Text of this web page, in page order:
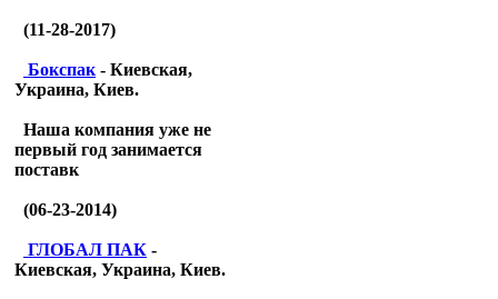
(11-28-2017)
Бокспак - Киевская,
Украина, Киев.
Наша компания уже не
первый год занимается
поставк
(06-23-2014)
ГЛОБАЛ ПАК -
Киевская, Украина, Киев.